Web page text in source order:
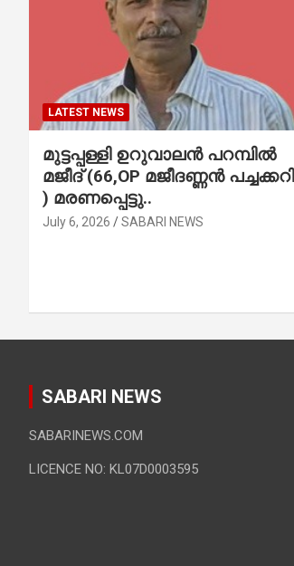
LATEST NEWS
മുട്ടപ്പള്ളി ഉറുവാലൻ പറമ്പിൽ
മജീദ് (66,OP മജീദണ്ണൻ പച്ചക്കറി
) മരണപ്പെട്ടു..
July 6, 2026 SABARI NEWS
SABARI NEWS
SABARINEWS.COM
LICENCE NO: KL07D0003595